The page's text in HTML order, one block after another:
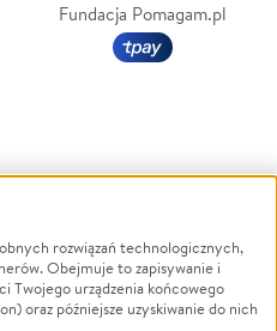
Fundacja Pomagam.pl
Powódź
Wichura
NGO
rozwiązań technologicznych,
Obejmuje to zapisywanie i
Twojego urządzenia końcowego
oraz późniejsze uzyskiwanie do nich